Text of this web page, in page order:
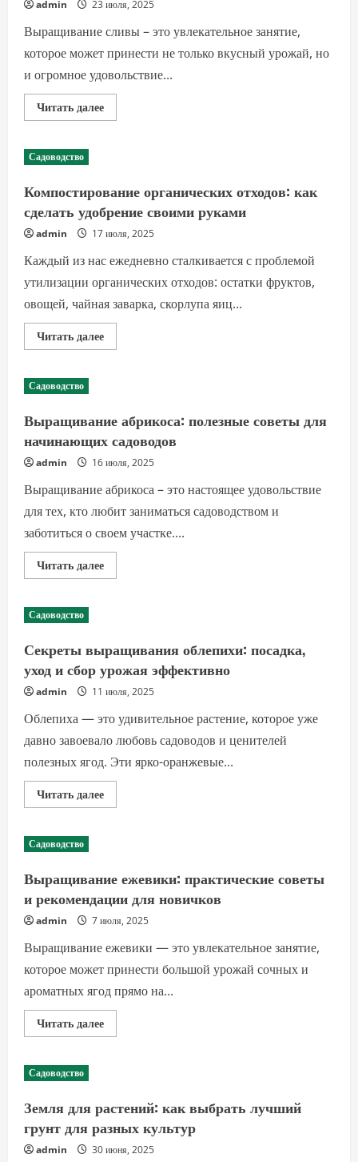
урожая
admin 23 июля, 2025
Выращивание сливы – это увлекательное занятие,
которое может принести не только вкусный урожай, но
и огромное удовольствие...
Читать далееПрочитать
больше
рекомендации
для
новичков
Садоводство
Компостирование органических отходов: как
сделать удобрение своими руками
admin 17 июля, 2025
Каждый из нас ежедневно сталкивается с проблемой
утилизации органических отходов: остатки фруктов,
овощей, чайная заварка, скорлупа яиц...
Читать далееПрочитать
больше
сделать
удобрение
своими
руками
Садоводство
Выращивание абрикоса: полезные советы для
начинающих садоводов
admin 16 июля, 2025
Выращивание абрикоса – это настоящее удовольствие
для тех, кто любит заниматься садоводством и
заботиться о своем участке....
Читать далееПрочитать
больше
начинающих
садоводов
Садоводство
Секреты выращивания облепихи: посадка,
уход и сбор урожая эффективно
admin 11 июля, 2025
Облепиха — это удивительное растение, которое уже
давно завоевало любовь садоводов и ценителей
полезных ягод. Эти ярко-оранжевые...
Читать далееПрочитать
больше
и
сбор
урожая
эффективно
Садоводство
Выращивание ежевики: практические советы
и рекомендации для новичков
admin 7 июля, 2025
Выращивание ежевики — это увлекательное занятие,
которое может принести большой урожай сочных и
ароматных ягод прямо на...
Читать далееПрочитать
больше
рекомендации
для
новичков
Садоводство
Земля для растений: как выбрать лучший
грунт для разных культур
admin 30 июня, 2025